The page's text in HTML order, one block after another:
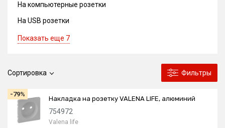
Сортировка Фильтры
-79%
Накладка на розетку VALENA LIFE, алюминий
754972
Valena life
На компьютерные розетки
На USB розетки
Показать еще 7